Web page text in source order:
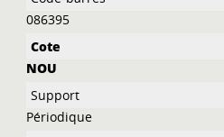
086395
NOU
Périodique